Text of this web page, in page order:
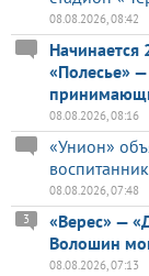
08.08.2026, 08:42
«Полесье»
08.08.2026, 08:16
«Унион»
08.08.2026, 07:48
«Верес» —
Волошин
3
08.08.2026, 07:13